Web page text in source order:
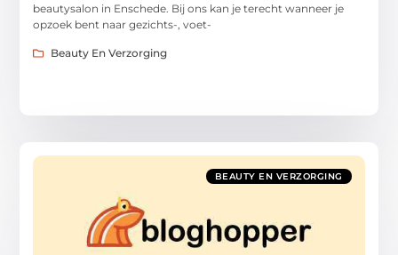
beautysalon in Enschede. Bij ons kan je terecht wanneer je
opzoek bent naar gezichts-, voet-
Beauty En Verzorging
BEAUTY EN VERZORGING